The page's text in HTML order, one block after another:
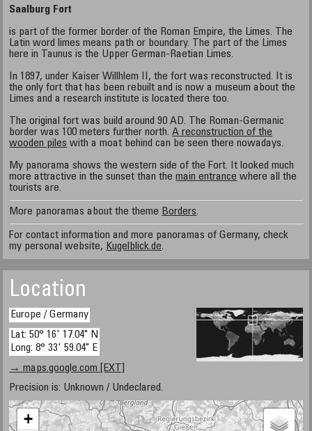
Saalburg Fort
is part of the former border of the Roman Empire, the Limes. The
Latin word limes means path or boundary. The part of the Limes
here in Taunus is the Upper German-Raetian Limes.
In 1897, under Kaiser Willhlem II, the fort was reconstructed. It is
the only fort that has been rebuilt and is now a museum about the
Limes and a research institute is located there too.
The original fort was build around 90 AD. The Roman-Germanic
border was 100 meters further north.A reconstruction of the
wooden piles with a moat behind can be seen there nowadays.
My panorama shows the western side of the Fort. It looked much
more attractive in the sunset than themain entrance where all the
tourists are.
More panoramas about the theme Borders.
For contact information and more panoramas of Germany, check
my personal website, Kugelblick.de.
Location
Europe / Germany
Lat: 50° 16' 17.04" N
Long: 8° 33' 59.04" E
→ maps.google.com [EXT]
Precision is: Unknown / Undeclared.
+